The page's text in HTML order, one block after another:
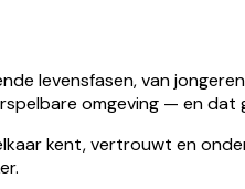
levensfasen, van
omgeving — en dat
kent, vertrouwt en